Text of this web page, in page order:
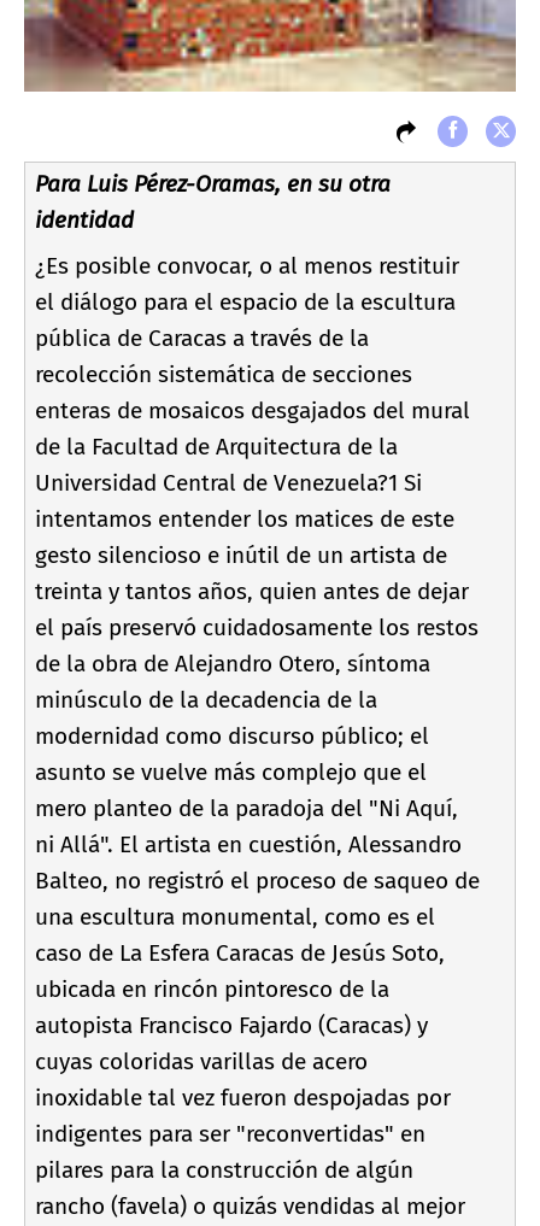
Para Luis Pérez-Oramas, en su otra
identidad
¿Es posible convocar, o al menos restituir
el diálogo para el espacio de la escultura
pública de Caracas a través de la
recolección sistemática de secciones
enteras de mosaicos desgajados del mural
de la Facultad de Arquitectura de la
Universidad Central de Venezuela?1 Si
intentamos entender los matices de este
gesto silencioso e inútil de un artista de
treinta y tantos años, quien antes de dejar
el paí­s preservó cuidadosamente los restos
de la obra de Alejandro Otero, sí­ntoma
minúsculo de la decadencia de la
modernidad como discurso público; el
asunto se vuelve más complejo que el
mero planteo de la paradoja del "Ni Aquí­,
ni Allá". El artista en cuestión, Alessandro
Balteo, no registró el proceso de saqueo de
una escultura monumental, como es el
caso de La Esfera Caracas de Jesús Soto,
ubicada en rincón pintoresco de la
autopista Francisco Fajardo (Caracas) y
cuyas coloridas varillas de acero
inoxidable tal vez fueron despojadas por
indigentes para ser "reconvertidas" en
pilares para la construcción de algún
rancho (favela) o quizás vendidas al mejor